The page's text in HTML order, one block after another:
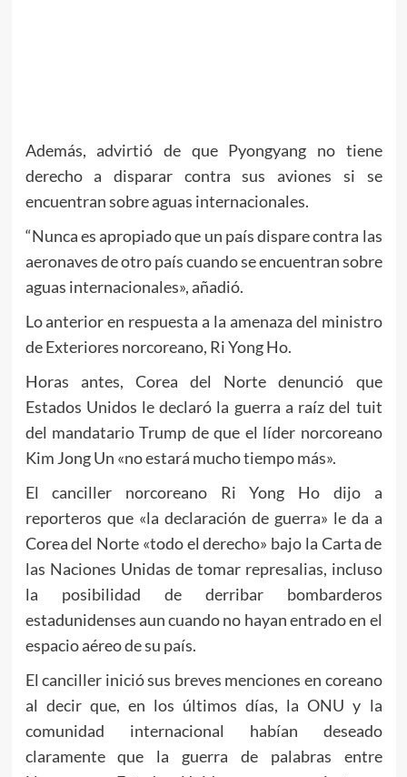
Además, advirtió de que Pyongyang no tiene
derecho a disparar contra sus aviones si se
encuentran sobre aguas internacionales.
“Nunca es apropiado que un país dispare contra las
aeronaves de otro país cuando se encuentran sobre
aguas internacionales», añadió.
Lo anterior en respuesta a la amenaza del ministro
de Exteriores norcoreano, Ri Yong Ho.
Horas antes, Corea del Norte denunció que
Estados Unidos le declaró la guerra a raíz del tuit
del mandatario Trump de que el líder norcoreano
Kim Jong Un «no estará mucho tiempo más».
El canciller norcoreano Ri Yong Ho dijo a
reporteros que «la declaración de guerra» le da a
Corea del Norte «todo el derecho» bajo la Carta de
las Naciones Unidas de tomar represalias, incluso
la posibilidad de derribar bombarderos
estadunidenses aun cuando no hayan entrado en el
espacio aéreo de su país.
El canciller inició sus breves menciones en coreano
al decir que, en los últimos días, la ONU y la
comunidad internacional habían deseado
claramente que la guerra de palabras entre